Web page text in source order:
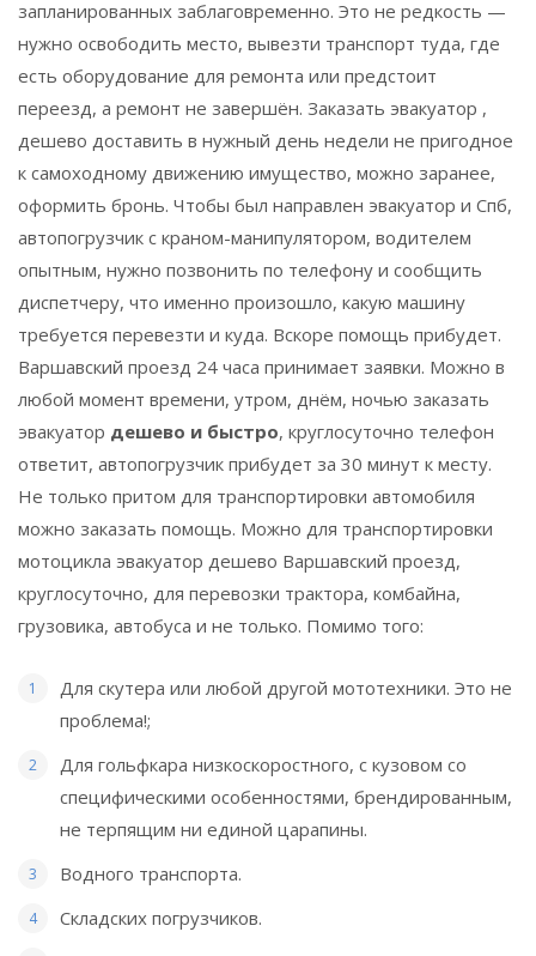
запланированных заблаговременно. Это не редкость —
нужно освободить место, вывезти транспорт туда, где
есть оборудование для ремонта или предстоит
переезд, а ремонт не завершён. Заказать эвакуатор ,
дешево доставить в нужный день недели не пригодное
к самоходному движению имущество, можно заранее,
оформить бронь. Чтобы был направлен эвакуатор и Спб,
автопогрузчик с краном-манипулятором, водителем
опытным, нужно позвонить по телефону и сообщить
диспетчеру, что именно произошло, какую машину
требуется перевезти и куда. Вскоре помощь прибудет.
Варшавский проезд 24 часа принимает заявки. Можно в
любой момент времени, утром, днём, ночью заказать
эвакуатор дешево и быстро, круглосуточно телефон
ответит, автопогрузчик прибудет за 30 минут к месту.
Не только притом для транспортировки автомобиля
можно заказать помощь. Можно для транспортировки
мотоцикла эвакуатор дешево Варшавский проезд,
круглосуточно, для перевозки трактора, комбайна,
грузовика, автобуса и не только. Помимо того:
Для скутера или любой другой мототехники. Это не
проблема!;
Для гольфкара низкоскоростного, с кузовом со
специфическими особенностями, брендированным,
не терпящим ни единой царапины.
Водного транспорта.
Складских погрузчиков.